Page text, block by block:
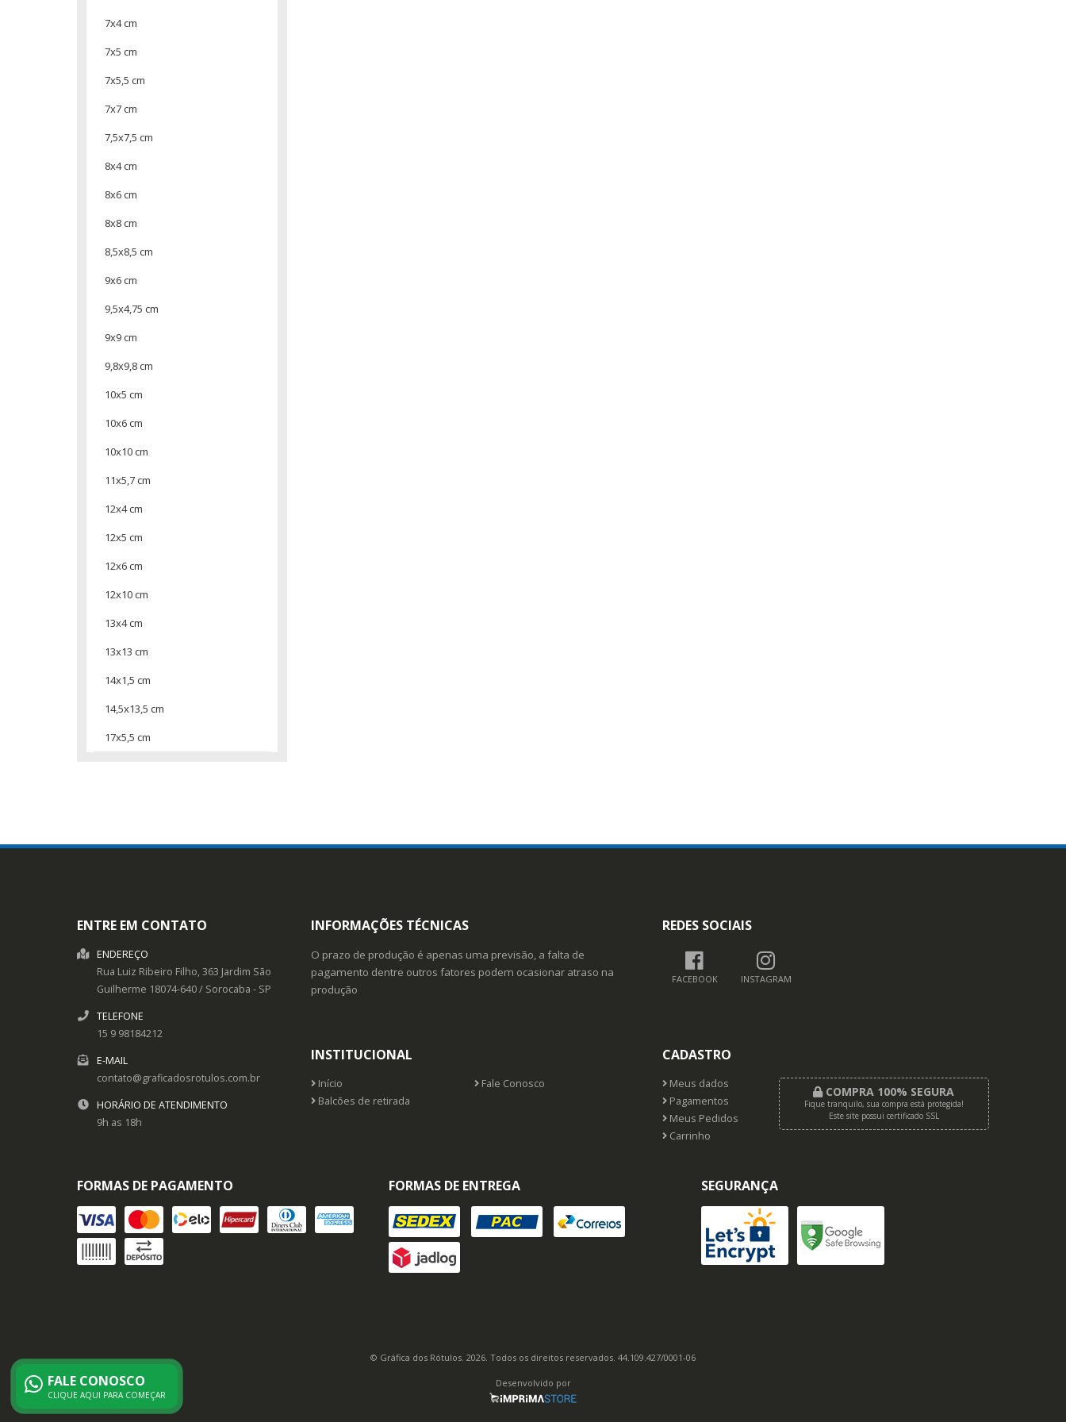
7x4 cm
7x5 cm
7x5,5 cm
7x7 cm
7,5x7,5 cm
8x4 cm
8x6 cm
8x8 cm
8,5x8,5 cm
9x6 cm
9,5x4,75 cm
9x9 cm
9,8x9,8 cm
10x5 cm
10x6 cm
10x10 cm
11x5,7 cm
12x4 cm
12x5 cm
12x6 cm
12x10 cm
13x4 cm
13x13 cm
14x1,5 cm
14,5x13,5 cm
17x5,5 cm
ENTRE EM CONTATO
ENDEREÇO
Rua Luiz Ribeiro Filho, 363 Jardim São
Guilherme 18074-640/ Sorocaba - SP
TELEFONE
15 9 98184212
E-MAIL
contato@graficadosrotulos.com.br
HORÁRIO DE ATENDIMENTO
9h as 18h
INFORMAÇÕES TÉCNICAS
O prazo de produção é apenas uma previsão, a falta de
pagamento dentre outros fatores podem ocasionar atraso na
produção
REDES SOCIAIS
FACEBOOK INSTAGRAM
INSTITUCIONAL
Início
Fale Conosco
Balcões de retirada
CADASTRO
Meus dados
Pagamentos
Meus Pedidos
Carrinho
COMPRA 100% SEGURA
Fique tranquilo, sua compra está protegida!
Este site possui certificado SSL
FORMAS DE PAGAMENTO FORMAS DE ENTREGA SEGURANÇA
© Gráfica dos Rótulos. 2026. Todos os direitos reservados. 44.109.427/0001-06
Desenvolvido por
FALE CONOSCO
CLIQUE AQUI PARA COMEÇAR